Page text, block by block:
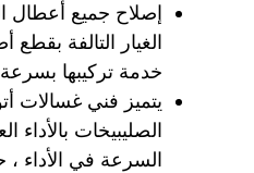
إصلاح جميع أعطال
الغيار التالفة
خدمة تركيبها
يتميز فني غسالات
الصليبيخات بالأداء
السرعة في الأداء